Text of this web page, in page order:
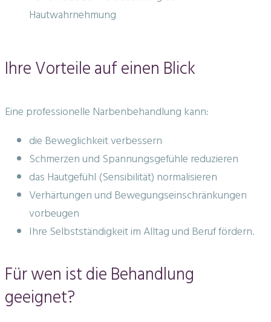
Hautwahrnehmung
Ihre Vorteile auf einen Blick
Eine professionelle Narbenbehandlung kann:
die Beweglichkeit verbessern
Schmerzen und Spannungsgefühle reduzieren
das Hautgefühl (Sensibilität) normalisieren
Verhärtungen und Bewegungseinschränkungen
vorbeugen
Ihre Selbstständigkeit im Alltag und Beruf fördern.
Für wen ist die Behandlung
geeignet?